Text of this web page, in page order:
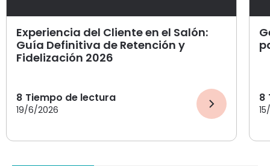
Experiencia del Cliente en el Salón:
Guía Definitiva de Retención y
Fidelización 2026
8 Tiempo de lectura
19/6/2026
8